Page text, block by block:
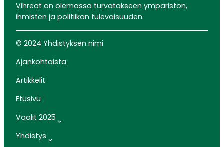
Vihreät on olemassa turvatakseen ympäristön,
ihmisten ja politiikan tulevaisuuden.
© 2024 Yhdistyksen nimi
Ajankohtaista
Artikkelit
Etusivu
Vaalit 2025
Yhdistys